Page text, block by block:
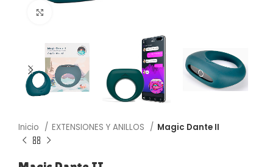
Inicio EXTENSIONES Y ANILLOS Magic Dante II